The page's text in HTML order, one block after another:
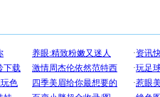
你太多
要平安
[圣诞节]